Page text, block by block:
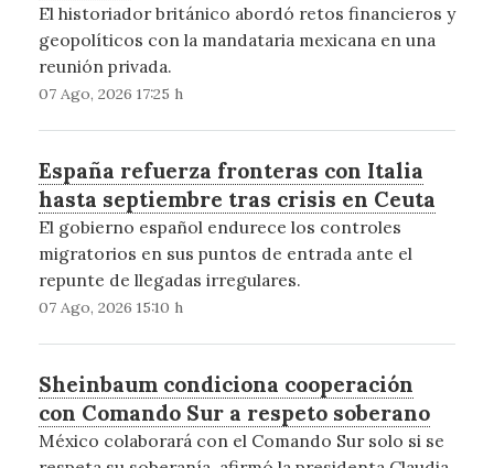
El historiador británico abordó retos financieros y
geopolíticos con la mandataria mexicana en una
reunión privada.
07 Ago, 2026 17:25 h
España refuerza fronteras con Italia
hasta septiembre tras crisis en Ceuta
El gobierno español endurece los controles
migratorios en sus puntos de entrada ante el
repunte de llegadas irregulares.
07 Ago, 2026 15:10 h
Sheinbaum condiciona cooperación
con Comando Sur a respeto soberano
México colaborará con el Comando Sur solo si se